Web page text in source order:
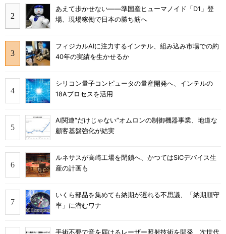
あえて歩かせない――準国産ヒューマノイド「D1」登
場、現場稼働で日本の勝ち筋へ
フィジカルAIに注力するインテル、組み込み市場での約
40年の実績を生かせるか
シリコン量子コンピュータの量産開発へ、インテルの
18Aプロセスを活用
AI関連“だけじゃない”オムロンの制御機器事業、地道な
顧客基盤強化が結実
ルネサスが高崎工場を閉鎖へ、かつてはSiCデバイス生
産の計画も
いくら部品を集めても納期が遅れる不思議、「納期順守
率」に潜むワナ
手術不要で音を届けるレーザー照射技術を開発、次世代